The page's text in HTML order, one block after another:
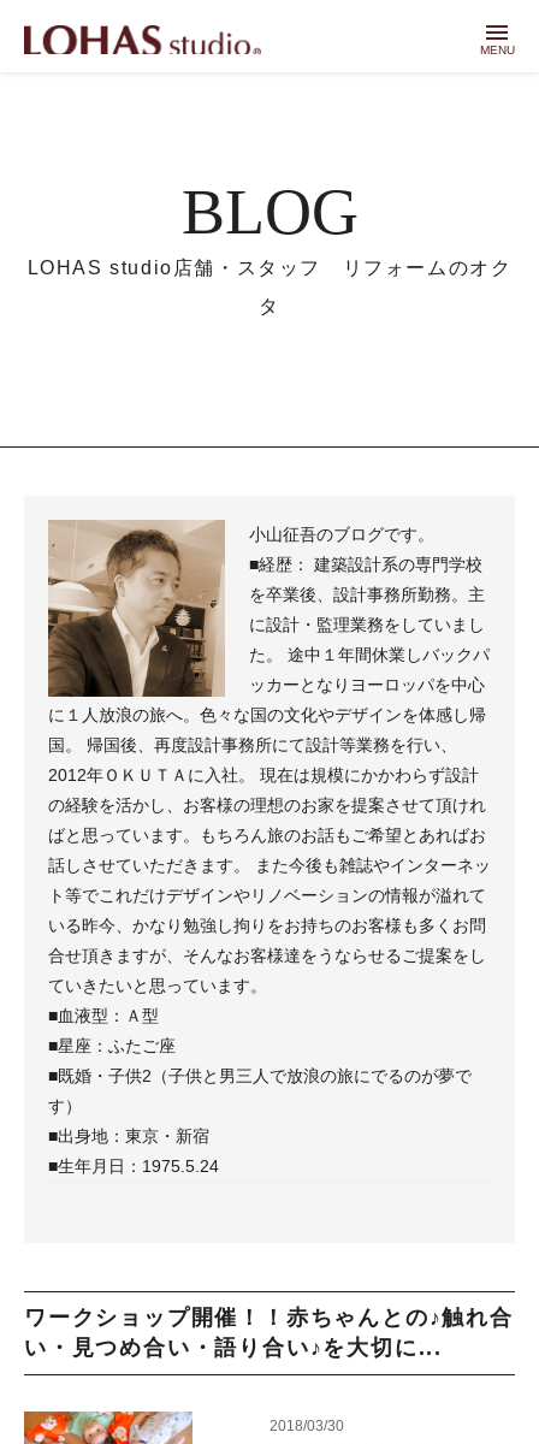
menu
MENU
BLOG
LOHAS studio店舗・スタッフ リフォームのオク
タ
小山征吾のブログです。
■経歴： 建築設計系の専門学校
を卒業後、設計事務所勤務。主
に設計・監理業務をしていまし
た。 途中１年間休業しバックパ
ッカーとなりヨーロッパを中心
に１人放浪の旅へ。色々な国の文化やデザインを体感し帰
国。 帰国後、再度設計事務所にて設計等業務を行い、
2012年ＯＫＵＴＡに入社。 現在は規模にかかわらず設計
の経験を活かし、お客様の理想のお家を提案させて頂けれ
ばと思っています。もちろん旅のお話もご希望とあればお
話しさせていただきます。 また今後も雑誌やインターネッ
ト等でこれだけデザインやリノベーションの情報が溢れて
いる昨今、かなり勉強し拘りをお持ちのお客様も多くお問
合せ頂きますが、そんなお客様達をうならせるご提案をし
ていきたいと思っています。
■血液型：Ａ型
■星座：ふたご座
■既婚・子供2（子供と男三人で放浪の旅にでるのが夢で
す）
■出身地：東京・新宿
■生年月日：1975.5.24
ワークショップ開催！！赤ちゃんとの♪触れ合
い・見つめ合い・語り合い♪を大切に...
2018/03/30